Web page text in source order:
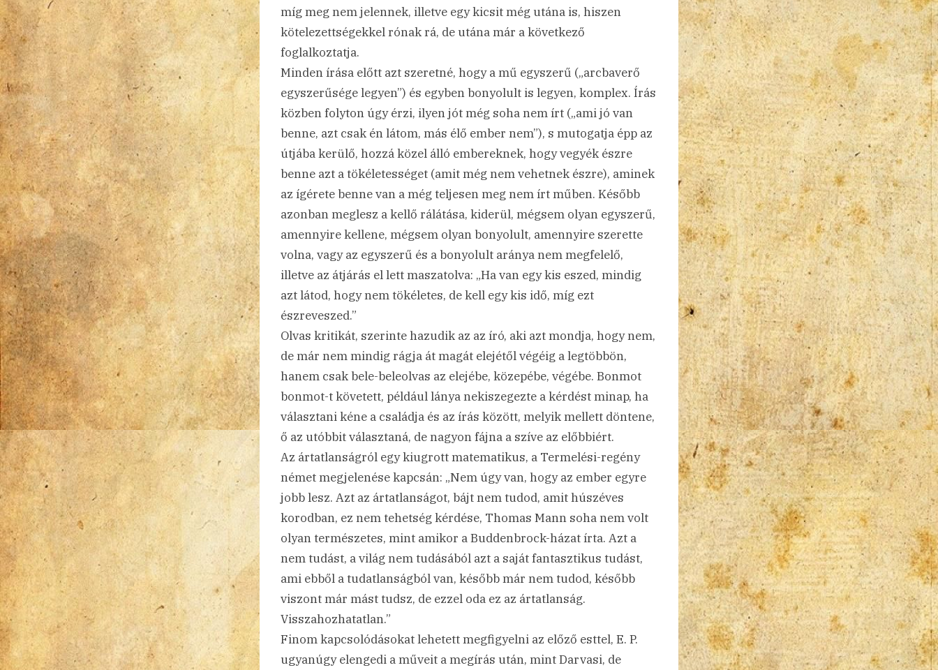
míg meg nem jelennek, illetve egy kicsit még utána is, hiszen
kötelezettségekkel rónak rá, de utána már a következő
foglalkoztatja.
Minden írása előtt azt szeretné, hogy a mű egyszerű („arcbaverő
egyszerűsége legyen”) és egyben bonyolult is legyen, komplex. Írás
közben folyton úgy érzi, ilyen jót még soha nem írt („ami jó van
benne, azt csak én látom, más élő ember nem”), s mutogatja épp az
útjába kerülő, hozzá közel álló embereknek, hogy vegyék észre
benne azt a tökéletességet (amit még nem vehetnek észre), aminek
az ígérete benne van a még teljesen meg nem írt műben. Később
azonban meglesz a kellő rálátása, kiderül, mégsem olyan egyszerű,
amennyire kellene, mégsem olyan bonyolult, amennyire szerette
volna, vagy az egyszerű és a bonyolult aránya nem megfelelő,
illetve az átjárás el lett maszatolva: „Ha van egy kis eszed, mindig
azt látod, hogy nem tökéletes, de kell egy kis idő, míg ezt
észreveszed.”
Olvas kritikát, szerinte hazudik az az író, aki azt mondja, hogy nem,
de már nem mindig rágja át magát elejétől végéig a legtöbbön,
hanem csak bele-beleolvas az elejébe, közepébe, végébe. Bonmot
bonmot-t követett, például lánya nekiszegezte a kérdést minap, ha
választani kéne a családja és az írás között, melyik mellett döntene,
ő az utóbbit választaná, de nagyon fájna a szíve az előbbiért.
Az ártatlanságról egy kiugrott matematikus, a Termelési-regény
német megjelenése kapcsán: „Nem úgy van, hogy az ember egyre
jobb lesz. Azt az ártatlanságot, bájt nem tudod, amit húszéves
korodban, ez nem tehetség kérdése, Thomas Mann soha nem volt
olyan természetes, mint amikor a Buddenbrock-házat írta. Azt a
nem tudást, a világ nem tudásából azt a saját fantasztikus tudást,
ami ebből a tudatlanságból van, később már nem tudod, később
viszont már mást tudsz, de ezzel oda ez az ártatlanság.
Visszahozhatatlan.”
Finom kapcsolódásokat lehetett megfigyelni az előző esttel, E. P.
ugyanúgy elengedi a műveit a megírás után, mint Darvasi, de